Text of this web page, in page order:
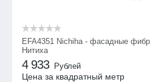
EFA4351 Nichiha - фасадные
Нитиха
4 933 Рублей
Цена за квадратный метр